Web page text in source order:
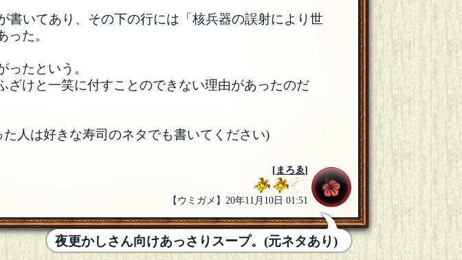
書いてあり、その下の行には「核兵器の誤射により世
た。
たという。
けと一笑に付すことのできない理由があったのだ
人は好きな寿司のネタでも書いてください)
[まろゑ]
【ウミガメ】20年11月10日 01:51
夜更かしさん向けあっさりスープ。(元ネタあり)